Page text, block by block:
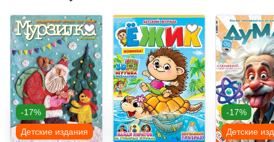
-17%
Детские издания
-17%
Детские